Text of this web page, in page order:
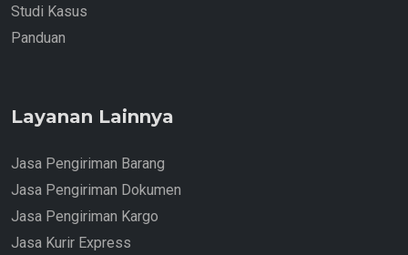
Studi Kasus
Panduan
Layanan Lainnya
Jasa Pengiriman Barang
Jasa Pengiriman Dokumen
Jasa Pengiriman Kargo
Jasa Kurir Express